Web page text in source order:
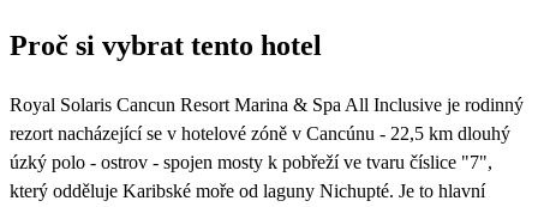
48 519 81 149 43 729 46 629
46 629
Proč si vybrat tento hotel
Royal Solaris Cancun Resort Marina & Spa All Inclusive je rodinný
rezort nacházející se v hotelové zóně v Cancúnu - 22,5 km dlouhý
úzký polo - ostrov - spojen mosty k pobřeží ve tvaru číslice "7",
který odděluje Karibské moře od laguny Nichupté. Je to hlavní